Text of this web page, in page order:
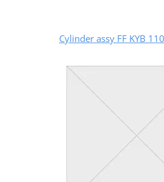
Cylinder assy FF KYB